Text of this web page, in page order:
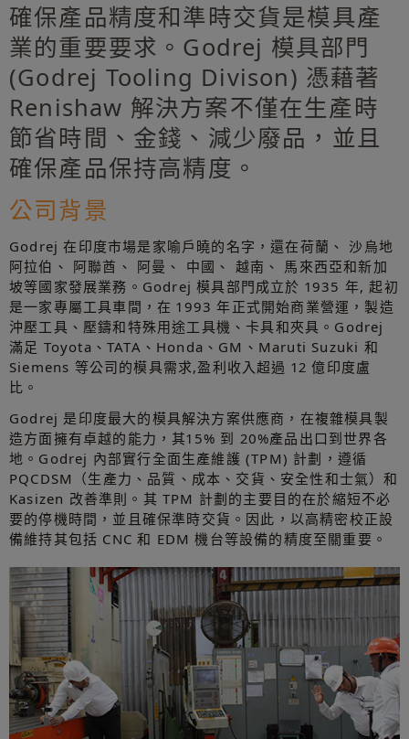
確保產品精度和準時交貨是模具產
業的重要要求。Godrej 模具部門
(Godrej Tooling Divison) 憑藉著
Renishaw 解決方案不僅在生產時
節省時間、金錢、減少廢品，並且
確保產品保持高精度。
公司背景
Godrej 在印度市場是家喻戶曉的名字，還在荷蘭、 沙烏地
阿拉伯、 阿聯酋、 阿曼、 中國、 越南、 馬來西亞和新加
坡等國家發展業務。Godrej 模具部門成立於 1935 年, 起初
是一家專屬工具車間，在 1993 年正式開始商業營運，製造
沖壓工具、壓鑄和特殊用途工具機、卡具和夾具。Godrej
滿足 Toyota、TATA、Honda、GM、Maruti Suzuki 和
Siemens 等公司的模具需求,盈利收入超過 12 億印度盧
比。
Godrej 是印度最大的模具解決方案供應商，在複雜模具製
造方面擁有卓越的能力，其15% 到 20%產品出口到世界各
地。Godrej 內部實行全面生產維護 (TPM) 計劃，遵循
PQCDSM（生產力、品質、成本、交貨、安全性和士氣）和
Kasizen 改善準則。其 TPM 計劃的主要目的在於縮短不必
要的停機時間，並且確保準時交貨。因此，以高精密校正設
備維持其包括 CNC 和 EDM 機台等設備的精度至關重要。